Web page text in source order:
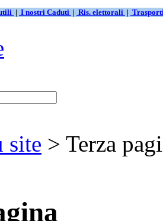
| I nostri Caduti | Ris. elettorali |
site > Terza